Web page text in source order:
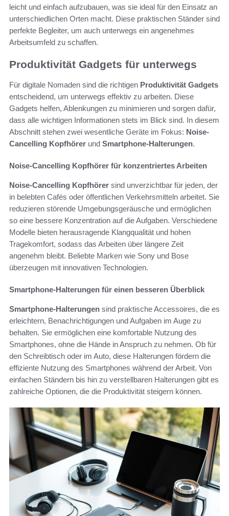
leicht und einfach aufzubauen, was sie ideal für den Einsatz an
unterschiedlichen Orten macht. Diese praktischen Ständer sind
perfekte Begleiter, um auch unterwegs ein angenehmes
Arbeitsumfeld zu schaffen.
Produktivität Gadgets für unterwegs
Für digitale Nomaden sind die richtigen Produktivität Gadgets
entscheidend, um unterwegs effektiv zu arbeiten. Diese
Gadgets helfen, Ablenkungen zu minimieren und sorgen dafür,
dass alle wichtigen Informationen stets im Blick sind. In diesem
Abschnitt stehen zwei wesentliche Geräte im Fokus: Noise-
Cancelling Kopfhörer und Smartphone-Halterungen.
Noise-Cancelling Kopfhörer für konzentriertes Arbeiten
Noise-Cancelling Kopfhörer sind unverzichtbar für jeden, der
in belebten Cafés oder öffentlichen Verkehrsmitteln arbeitet. Sie
reduzieren störende Umgebungsgeräusche und ermöglichen
so eine bessere Konzentration auf die Aufgaben. Verschiedene
Modelle bieten herausragende Klangqualität und hohen
Tragekomfort, sodass das Arbeiten über längere Zeit
angenehm bleibt. Beliebte Marken wie Sony und Bose
überzeugen mit innovativen Technologien.
Smartphone-Halterungen für einen besseren Überblick
Smartphone-Halterungen sind praktische Accessoires, die es
erleichtern, Benachrichtigungen und Aufgaben im Auge zu
behalten. Sie ermöglichen eine komfortable Nutzung des
Smartphones, ohne die Hände in Anspruch zu nehmen. Ob für
den Schreibtisch oder im Auto, diese Halterungen fördern die
effiziente Nutzung des Smartphones während der Arbeit. Von
einfachen Ständern bis hin zu verstellbaren Halterungen gibt es
zahlreiche Optionen, die die Produktivität steigern können.